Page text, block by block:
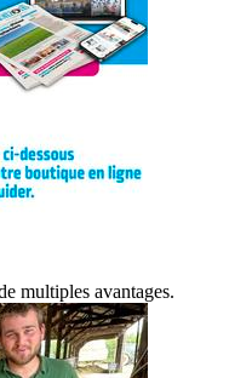
multiples avantages.